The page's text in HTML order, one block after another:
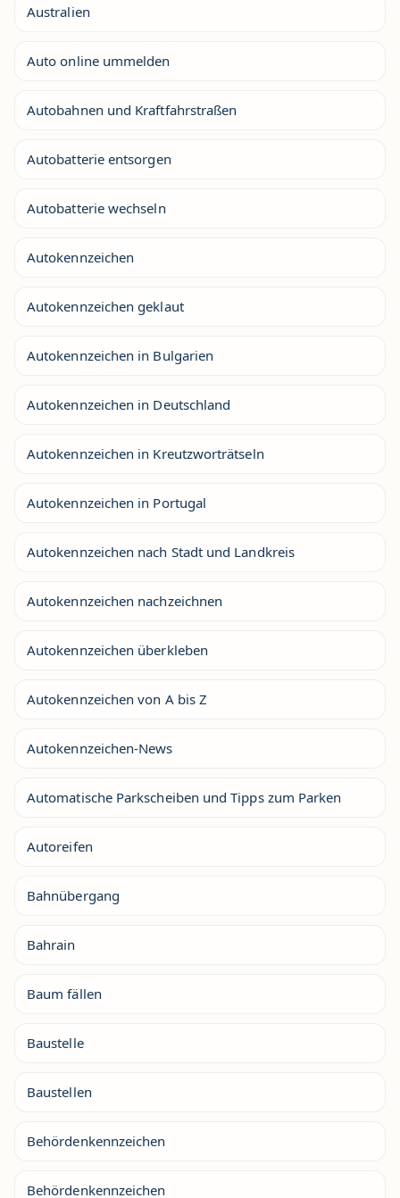
Australien
Auto online ummelden
Autobahnen und Kraftfahrstraßen
Autobatterie entsorgen
Autobatterie wechseln
Autokennzeichen
Autokennzeichen geklaut
Autokennzeichen in Bulgarien
Autokennzeichen in Deutschland
Autokennzeichen in Kreutzworträtseln
Autokennzeichen in Portugal
Autokennzeichen nach Stadt und Landkreis
Autokennzeichen nachzeichnen
Autokennzeichen überkleben
Autokennzeichen von A bis Z
Autokennzeichen-News
Automatische Parkscheiben und Tipps zum Parken
Autoreifen
Bahnübergang
Bahrain
Baum fällen
Baustelle
Baustellen
Behördenkennzeichen
Behördenkennzeichen